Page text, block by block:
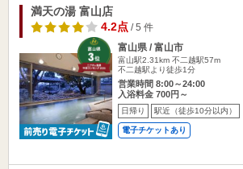
満天の湯 富山店
4.2点/ 5 件
富山県 / 富山市
富山駅2.31km 不二越駅57m
不二越駅より徒歩1分
営業時間 8:00～24:00
入浴料金 700円～
日帰り 駅近（徒歩10分以内）
電子チケットあり